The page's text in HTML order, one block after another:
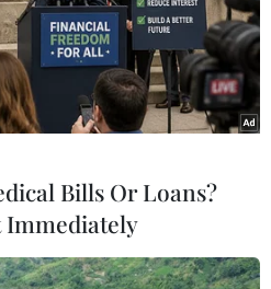
#chiến dịch quân sự Iran
#mối quan hệ Iran-Israel
#Israel Iran
#Israel và Iran
IRAN-ISRAEL
Israel tuyên bố sẵn sàng
Bills Or Loans?
Immediately